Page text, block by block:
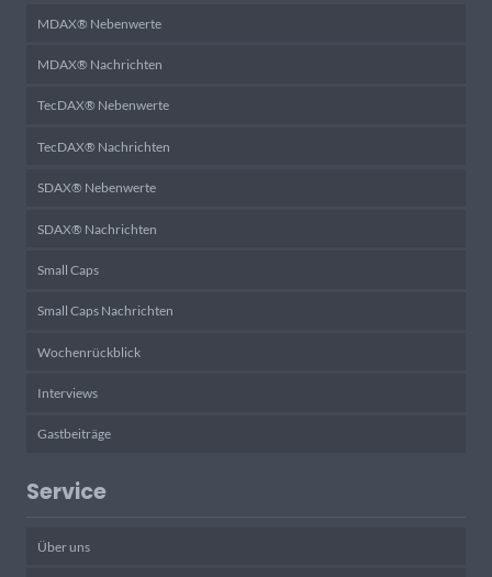
MDAX® Nebenwerte
MDAX® Nachrichten
TecDAX® Nebenwerte
TecDAX® Nachrichten
SDAX® Nebenwerte
SDAX® Nachrichten
Small Caps
Small Caps Nachrichten
Wochenrückblick
Interviews
Gastbeiträge
Service
Über uns